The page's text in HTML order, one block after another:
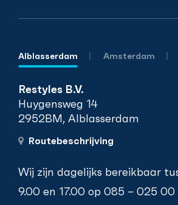
Alblasserdam Amsterdam
Restyles B.V.
Huygensweg 14
2952BM, Alblasserdam
Routebeschrijving
Wij zijn dagelijks bereikbaar
9.00 en 17.00 op 085 – 025 00